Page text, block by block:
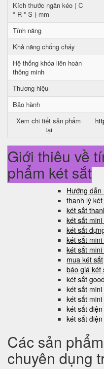
Kích thước ngăn kéo ( C
* R * S ) mm
Tính năng
Khả năng chống cháy
Hệ thống khóa liên hoàn
thông minh
Thương hiệu
Bảo hành
Xem chi tiết sản phẩm
tại
Giới thiệu về
phẩm két sắt
Hướng dẫn
thanh lý
két sắt
két sắt
két sắt
két sắt
két sắt
mua két sắt
báo giá két
két sắt
két sắt mini
két sắt
két sắt
két sắt
Các sản
chuyên dụng